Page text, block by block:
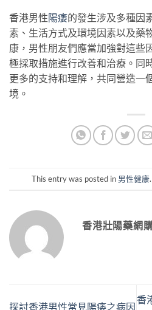
香港男性陽痿的發生涉及多種因
素、生活方式及環境因素以及藥
康，男性朋友們應當加強對這些
極採取措施進行改善和治療。同
更多的支持和理解，共同營造一
境。
This entry was posted in 男性健康
香港壯陽藥網
探討香港男性常見陽痿之病因
香